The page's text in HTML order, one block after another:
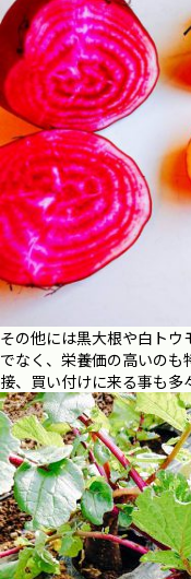
その他には黒大根や白ト
でなく、栄養価の高いの
接、買い付けに来る事も多